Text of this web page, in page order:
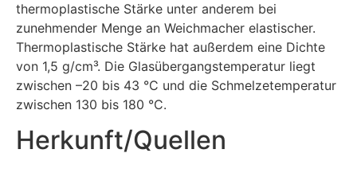
thermoplastische Stärke unter anderem bei
zunehmender Menge an Weichmacher elastischer.
Thermoplastische Stärke hat außerdem eine Dichte
von 1,5 g/cm³. Die Glasübergangstemperatur liegt
zwischen –20 bis 43 °C und die Schmelzetemperatur
zwischen 130 bis 180 °C.
Herkunft/Quellen